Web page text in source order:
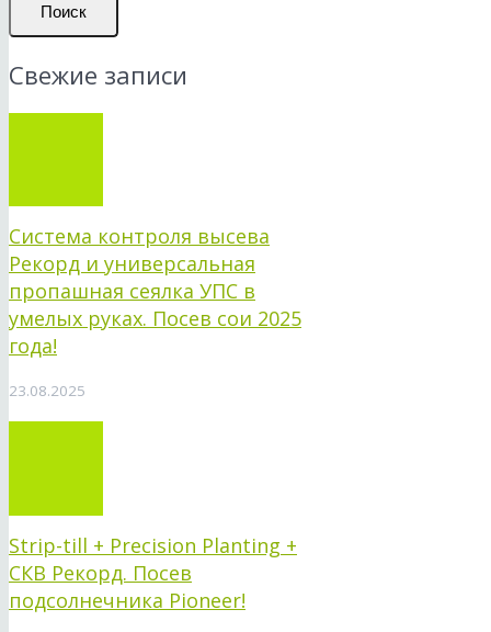
Поиск
Свежие записи
Система контроля высева
Рекорд и универсальная
пропашная сеялка УПС в
умелых руках. Посев сои 2025
года!
23.08.2025
Strip-till + Precision Planting +
СКВ Рекорд. Посев
подсолнечника Pioneer!